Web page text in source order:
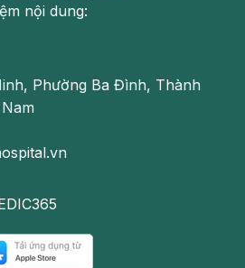
nội dung:
Phường Ba Đình, Thành